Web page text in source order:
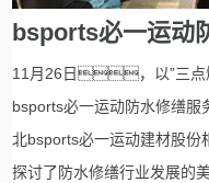
bsports必一运动
11月26日，以”三
bsports必一运动防水修缮
北bsports必一运动建材股份
探讨了防水修缮行业发展